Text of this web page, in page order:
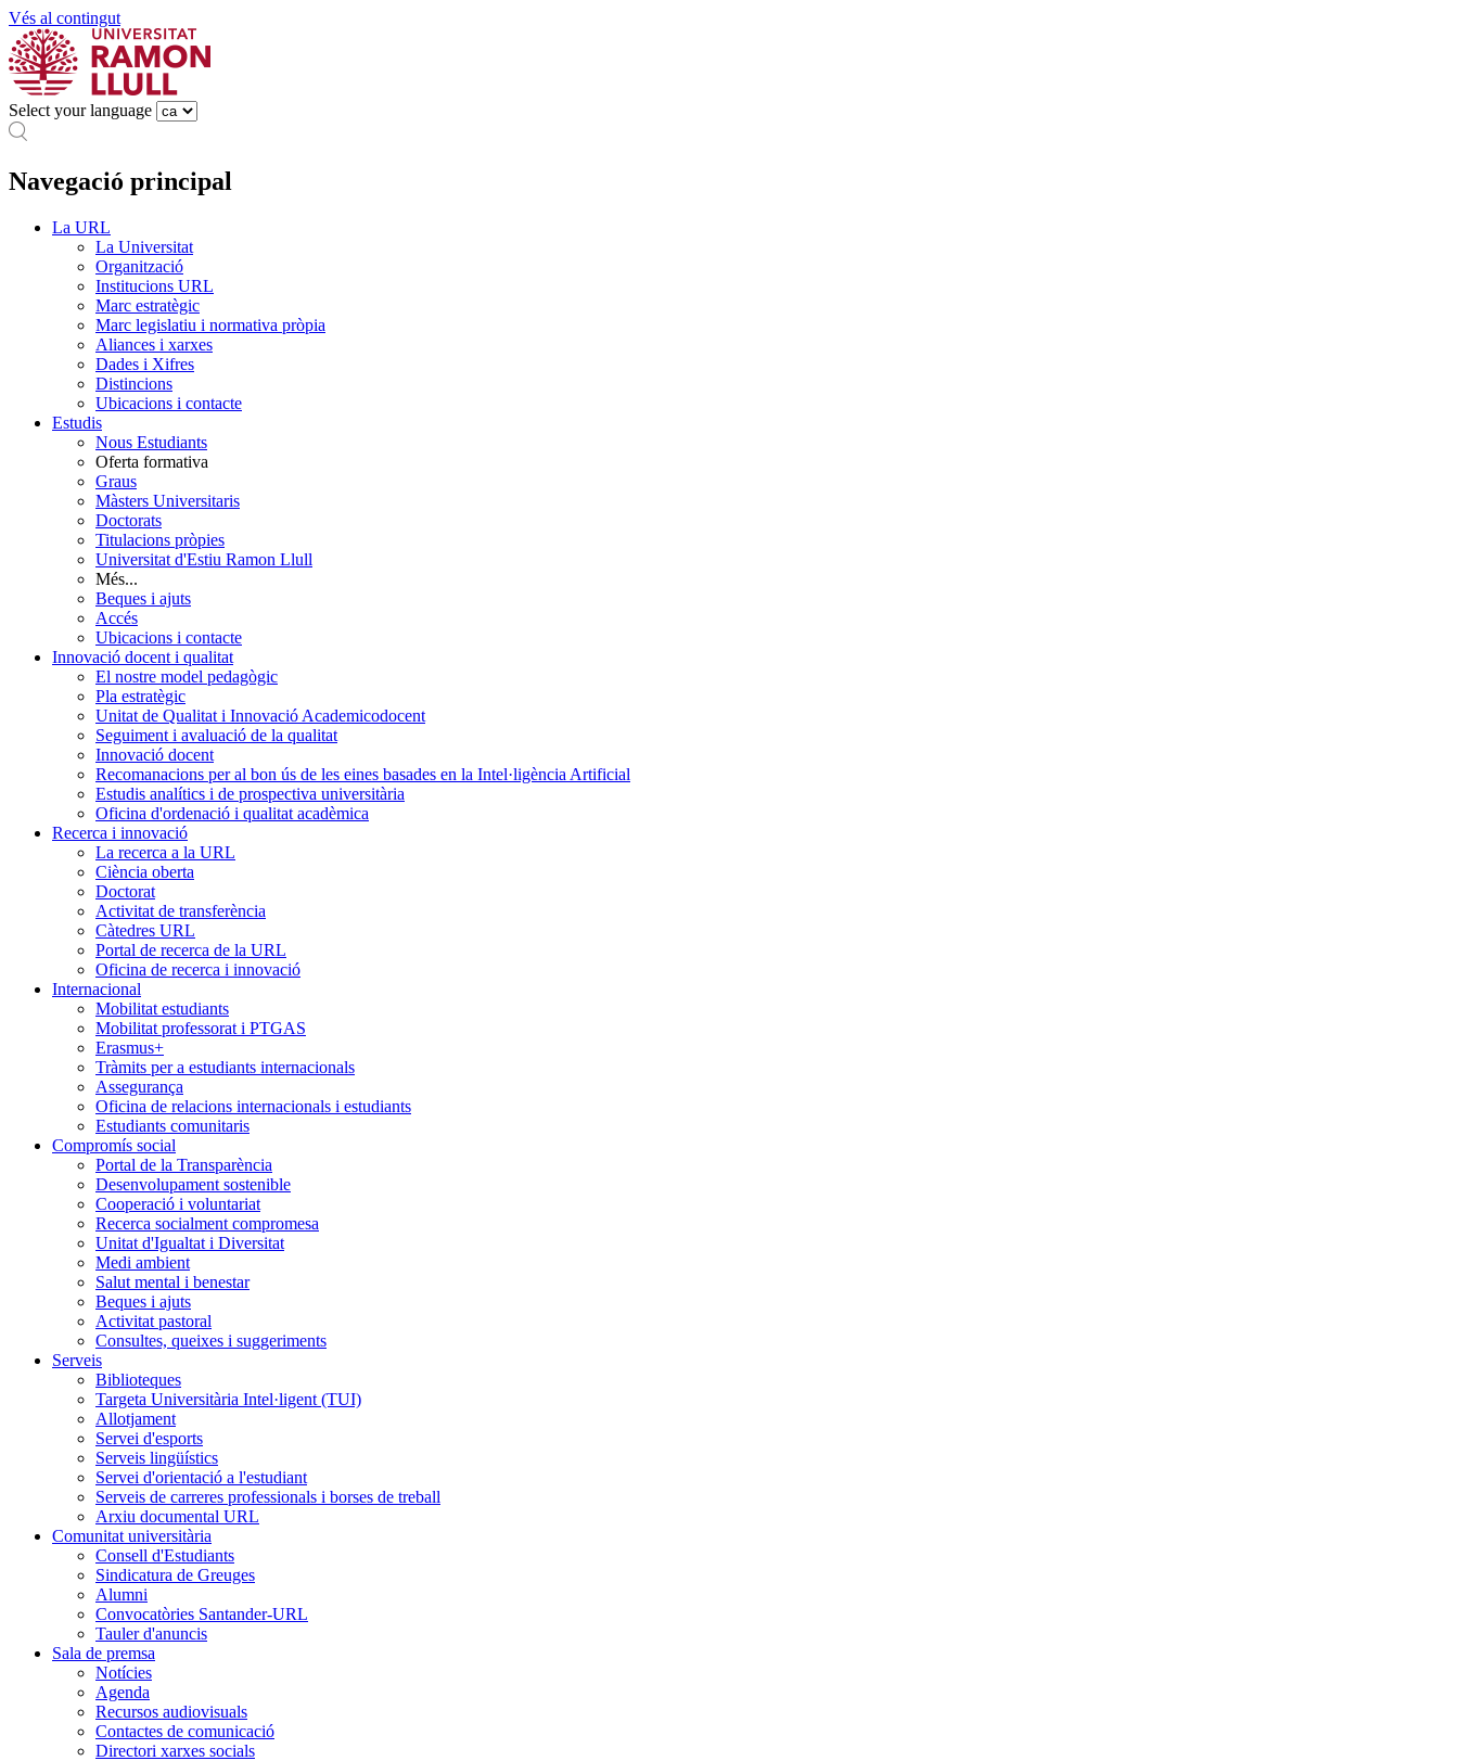
Vés al contingut
Select your language
Navegació principal
La URL
La Universitat
Organització
Institucions URL
Marc estratègic
Marc legislatiu i normativa pròpia
Aliances i xarxes
Dades i Xifres
Distincions
Ubicacions i contacte
Estudis
Nous Estudiants
Oferta formativa
Graus
Màsters Universitaris
Doctorats
Titulacions pròpies
Universitat d'Estiu Ramon Llull
Més...
Beques i ajuts
Accés
Ubicacions i contacte
Innovació docent i qualitat
El nostre model pedagògic
Pla estratègic
Unitat de Qualitat i Innovació Academicodocent
Seguiment i avaluació de la qualitat
Innovació docent
Recomanacions per al bon ús de les eines basades en la Intel·ligència Artificial
Estudis analítics i de prospectiva universitària
Oficina d'ordenació i qualitat acadèmica
Recerca i innovació
La recerca a la URL
Ciència oberta
Doctorat
Activitat de transferència
Càtedres URL
Portal de recerca de la URL
Oficina de recerca i innovació
Internacional
Mobilitat estudiants
Mobilitat professorat i PTGAS
Erasmus+
Tràmits per a estudiants internacionals
Assegurança
Oficina de relacions internacionals i estudiants
Estudiants comunitaris
Compromís social
Portal de la Transparència
Desenvolupament sostenible
Cooperació i voluntariat
Recerca socialment compromesa
Unitat d'Igualtat i Diversitat
Medi ambient
Salut mental i benestar
Beques i ajuts
Activitat pastoral
Consultes, queixes i suggeriments
Serveis
Biblioteques
Targeta Universitària Intel·ligent (TUI)
Allotjament
Servei d'esports
Serveis lingüístics
Servei d'orientació a l'estudiant
Serveis de carreres professionals i borses de treball
Arxiu documental URL
Comunitat universitària
Consell d'Estudiants
Sindicatura de Greuges
Alumni
Convocatòries Santander-URL
Tauler d'anuncis
Sala de premsa
Notícies
Agenda
Recursos audiovisuals
Contactes de comunicació
Directori xarxes socials